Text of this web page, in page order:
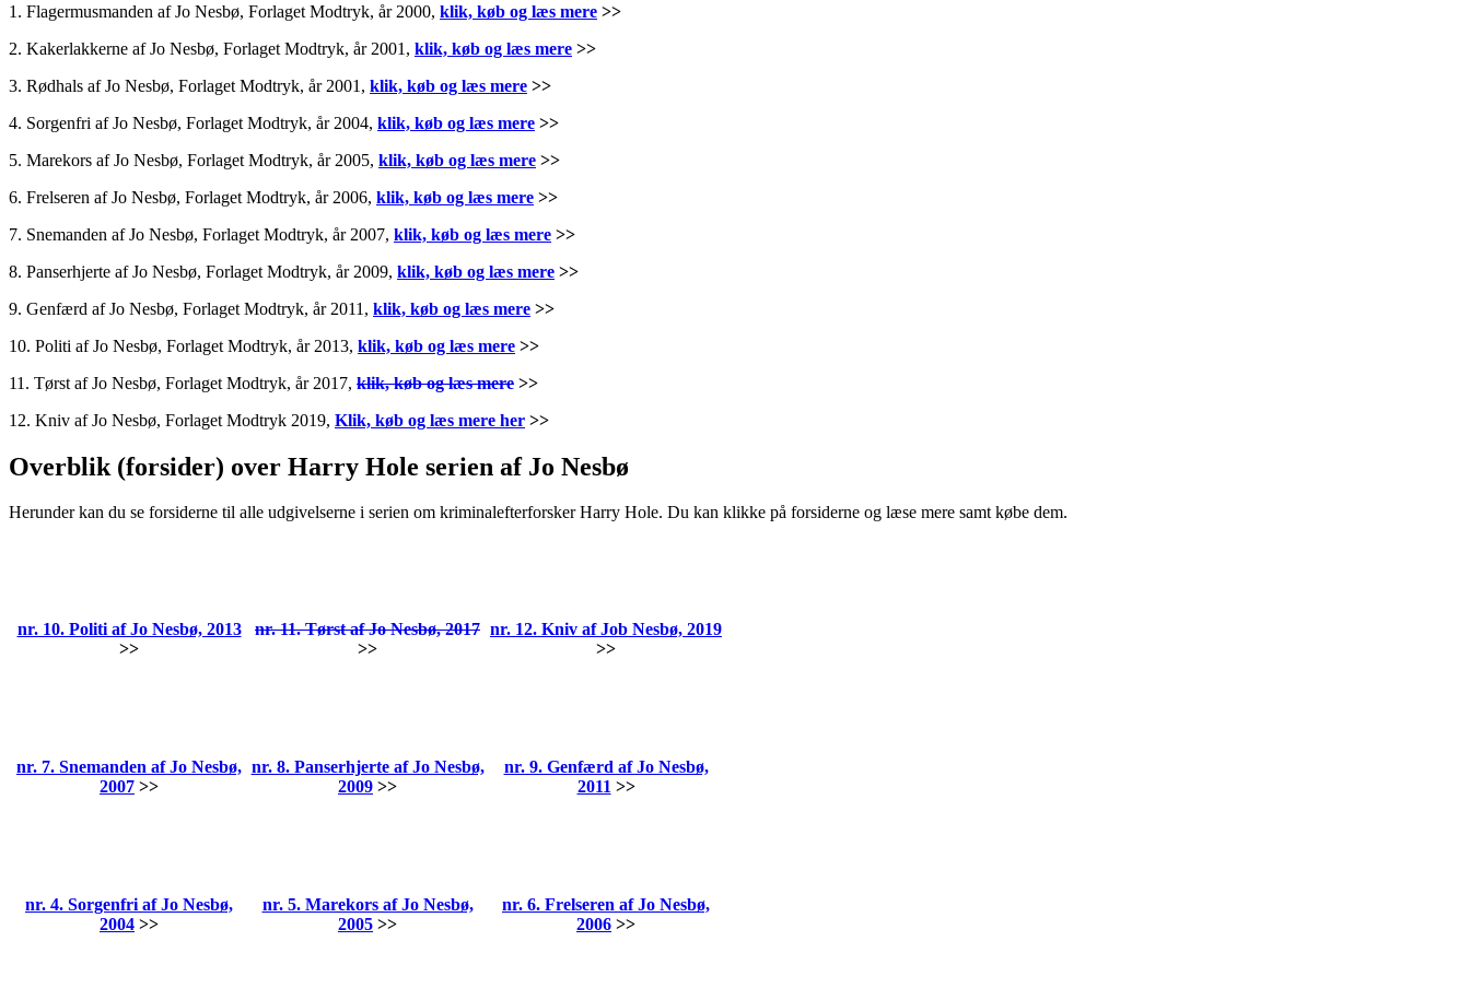
1. Flagermusmanden af Jo Nesbø, Forlaget Modtryk, år 2000, klik, køb og læs mere >>
2. Kakerlakkerne af Jo Nesbø, Forlaget Modtryk, år 2001, klik, køb og læs mere >>
3. Rødhals af Jo Nesbø, Forlaget Modtryk, år 2001, klik, køb og læs mere >>
4. Sorgenfri af Jo Nesbø, Forlaget Modtryk, år 2004, klik, køb og læs mere >>
5. Marekors af Jo Nesbø, Forlaget Modtryk, år 2005, klik, køb og læs mere >>
6. Frelseren af Jo Nesbø, Forlaget Modtryk, år 2006, klik, køb og læs mere >>
7. Snemanden af Jo Nesbø, Forlaget Modtryk, år 2007, klik, køb og læs mere >>
8. Panserhjerte af Jo Nesbø, Forlaget Modtryk, år 2009, klik, køb og læs mere >>
9. Genfærd af Jo Nesbø, Forlaget Modtryk, år 2011, klik, køb og læs mere >>
10. Politi af Jo Nesbø, Forlaget Modtryk, år 2013, klik, køb og læs mere >>
11. Tørst af Jo Nesbø, Forlaget Modtryk, år 2017, klik, køb og læs mere >>
12. Kniv af Jo Nesbø, Forlaget Modtryk 2019, Klik, køb og læs mere her >>
Overblik (forsider) over Harry Hole serien af Jo Nesbø
Herunder kan du se forsiderne til alle udgivelserne i serien om kriminalefterforsker Harry Hole. Du kan klikke på forsiderne og læse mere samt købe dem.
nr. 10. Politi af Jo Nesbø, 2013
>>
nr. 11. Tørst af Jo Nesbø, 2017
>>
nr. 12. Kniv af Job Nesbø, 2019
>>
nr. 7. Snemanden af Jo Nesbø,
2007 >>
nr. 8. Panserhjerte af Jo Nesbø,
2009 >>
nr. 9. Genfærd af Jo Nesbø,
2011>>
nr. 4. Sorgenfri af Jo Nesbø,
2004 >>
nr. 5. Marekors af Jo Nesbø,
2005 >>
nr. 6. Frelseren af Jo Nesbø,
2006 >>